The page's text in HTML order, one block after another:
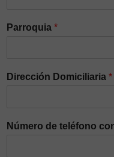
Parroquia *
Dirección Domiciliaria *
Número de teléfono